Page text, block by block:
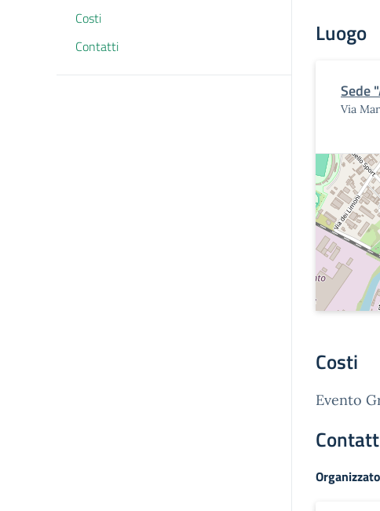
Costi
Contatti
Luogo
Sede
Via
Costi
Evento